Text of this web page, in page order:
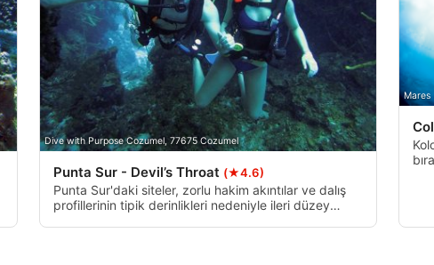
Dive with Purpose Cozumel, 77675 Cozumel
Punta Sur - Devil’s Throat (★4.6)
Punta Sur'daki siteler, zorlu hakim akıntılar ve dalış
profillerinin tipik derinlikleri nedeniyle ileri düzey
Mares